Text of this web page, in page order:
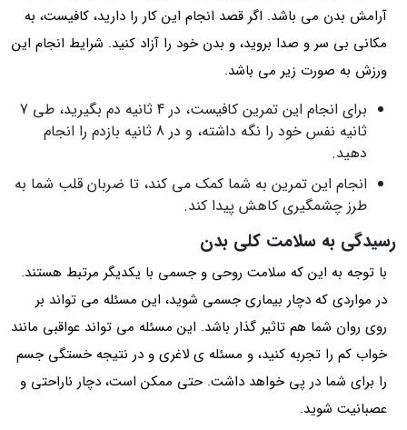
آرامش بدن می باشد. اگر قصد انجام این کار را دارید، کافیست، به
مکانی بی سر و صدا بروید، و بدن خود را آزاد کنید. شرایط انجام این
ورزش به صورت زیر می باشد.
برای انجام این تمرین کافیست، در 4 ثانیه دم بگیرید، طی 7
ثانیه نفس خود را نگه داشته، و در 8 ثانیه بازدم را انجام
دهید.
انجام این تمرین به شما کمک می کند، تا ضربان قلب شما به
طرز چشمگیری کاهش پیدا کند.
رسیدگی به سلامت کلی بدن
با توجه به این که سلامت روحی و جسمی ‌با یکدیگر مرتبط هستند.
در مواردی که دچار بیماری جسمی ‌شوید، این مسئله می تواند بر
روی روان شما هم تاثیر گذار باشد. این مسئله می تواند عواقبی مانند
خواب کم را تجربه کنید، و مسئله ی لاغری و در نتیجه خستگی جسم
را برای شما در پی خواهد داشت. حتی ممکن است، دچار ناراحتی و
عصبانیت شوید.